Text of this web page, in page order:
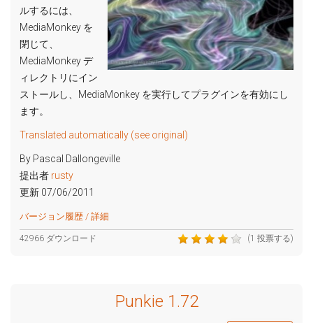
ルするには、
MediaMonkey を
閉じて、
MediaMonkey デ
ィレクトリにイン
ストールし、MediaMonkey を実行してプラグインを有効にし
ます。
Translated automatically (see original)
By Pascal Dallongeville
提出者 rusty
更新 07/06/2011
バージョン履歴 / 詳細
(1 投票する)
42966 ダウンロード
Punkie 1.72